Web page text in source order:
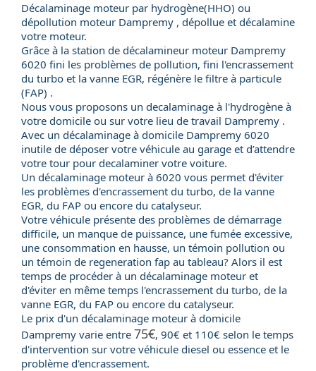
Décalaminage moteur par hydrogène(HHO) ou
dépollution moteur Dampremy , dépollue et décalamine
votre moteur.
Grâce à la station de décalamineur moteur Dampremy
6020 fini les problèmes de pollution, fini l'encrassement
du turbo et la vanne EGR, régénère le filtre à particule
(FAP) .
Nous vous proposons un decalaminage à l'hydrogène à
votre domicile ou sur votre lieu de travail Dampremy .
Avec un décalaminage à domicile Dampremy 6020
inutile de déposer votre véhicule au garage et d’attendre
votre tour pour decalaminer votre voiture.
Un décalaminage moteur à 6020 vous permet d'éviter
les problèmes d'encrassement du turbo, de la vanne
EGR, du FAP ou encore du catalyseur.
Votre véhicule présente des problèmes de démarrage
difficile, un manque de puissance, une fumée excessive,
une consommation en hausse, un témoin pollution ou
un témoin de regeneration fap au tableau? Alors il est
temps de procéder à un décalaminage moteur et
d'éviter en même temps l'encrassement du turbo, de la
vanne EGR, du FAP ou encore du catalyseur.
Le prix d'un décalaminage moteur à domicile
Dampremy varie entre 75€, 90€ et 110€ selon le temps
d'intervention sur votre véhicule diesel ou essence et le
problème d'encrassement.